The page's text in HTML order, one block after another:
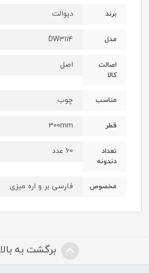
برند دیوالت
مدل DW3114
اصالت
کالا
اصل
مناسب چوب
قطر 300mm
تعداد
دندونه
60 عدد
مخصوص فارسی بر و اره میزی
برگشت به بالا